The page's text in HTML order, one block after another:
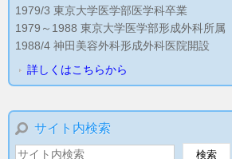
1979/3 東京大学医学部医学科卒業
1979～1988 東京大学医学部形成外科所属
1988/4 神田美容外科形成外科医院開設
詳しくはこちらから
サイト内検索